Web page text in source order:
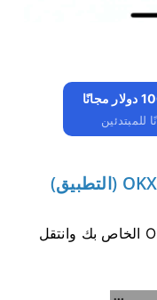
1. قم بتسجيل الدخول إلى حساب OKX الخاص بك وانتقل